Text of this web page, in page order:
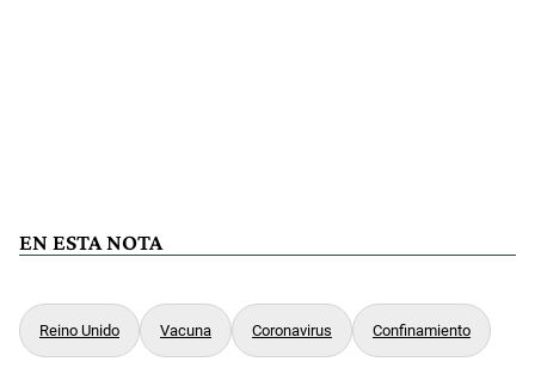
EN ESTA NOTA
Reino Unido Vacuna Coronavirus Confinamiento